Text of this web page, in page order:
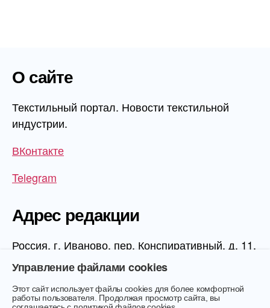
О сайте
Текстильный портал. Новости текстильной
индустрии.
ВКонтакте
Telegram
Адрес редакции
Россия, г. Иваново, пер. Конспиративный, д. 11,
1 этаж, офис 1006
Управление файлами cookies
Этот сайт использует файлы cookies для более комфортной
работы пользователя. Продолжая просмотр сайта, вы